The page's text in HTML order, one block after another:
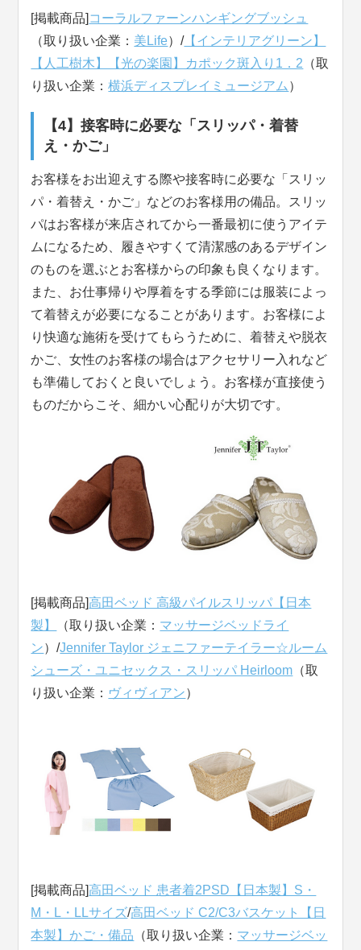
[掲載商品] コーラルファーンハンギングブッシュ
（取り扱い企業： 美Life）/【インテリアグリーン】
【人工樹木】【光の楽園】カポック斑入り1．2 （取
り扱い企業：横浜ディスプレイミュージアム ）
【4】接客時に必要な「スリッパ・着替
え・かご」
お客様をお出迎えする際や接客時に必要な「スリッ
パ・着替え・かご」などのお客様用の備品。スリッ
パはお客様が来店されてから一番最初に使うアイテ
ムになるため、履きやすくて清潔感のあるデザイン
のものを選ぶとお客様からの印象も良くなります。
また、お仕事帰りや厚着をする季節には服装によっ
て着替えが必要になることがあります。お客様によ
り快適な施術を受けてもらうために、着替えや脱衣
かご、女性のお客様の場合はアクセサリー入れなど
も準備しておくと良いでしょう。お客様が直接使う
ものだからこそ、細かい心配りが大切です。
[掲載商品]高田ベッド 高級パイルスリッパ【日本
製】
（取り扱い企業： マッサージベッドライ
ン）/Jennifer Taylor ジェニファーテイラー☆ルーム
シューズ・ユニセックス・スリッパ Heirloom （取
り扱い企業： ヴィヴィアン）
[掲載商品]高田ベッド 患者着2PSD【日本製】S・
M・L・LLサイズ/高田ベッド C2/C3バスケット【日
本製】かご・備品 （取り扱い企業： マッサージベッ